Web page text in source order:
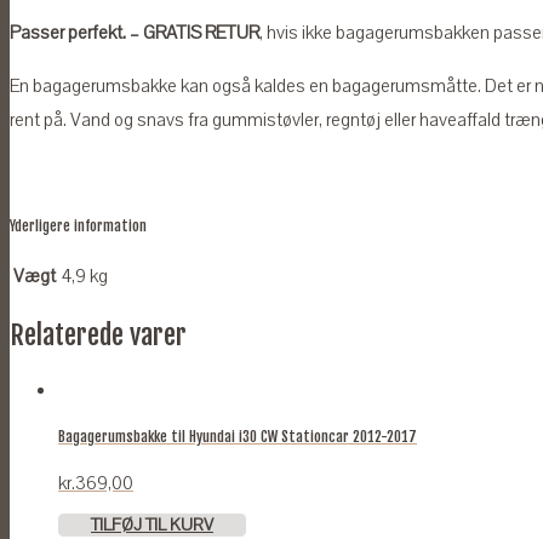
Passer perfekt. – GRATIS RETUR, hvis ikke bagagerumsbakken
En bagagerumsbakke kan også kaldes en bagagerumsmåtte. Det
rent på. Vand og snavs fra gummistøvler, regntøj eller haveaffald
Yderligere information
Vægt 4,9 kg
Relaterede varer
Bagagerumsbakke til Hyundai i30 CW Stationcar 2012-2017
kr.369,00
TILFØJ TIL KURV